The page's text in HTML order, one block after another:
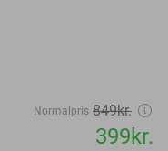
Normalpris 849kr.
399kr.